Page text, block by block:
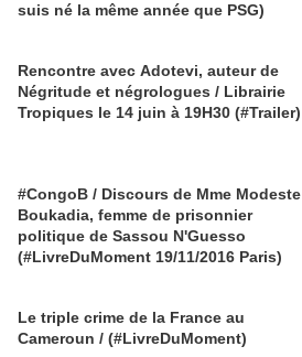
suis né la même année que PSG)
Rencontre avec Adotevi, auteur de
Négritude et négrologues / Librairie
Tropiques le 14 juin à 19H30 (#Trailer)
#CongoB / Discours de Mme Modeste
Boukadia, femme de prisonnier
politique de Sassou N'Guesso
(#LivreDuMoment 19/11/2016 Paris)
Le triple crime de la France au
Cameroun / (#LivreDuMoment)